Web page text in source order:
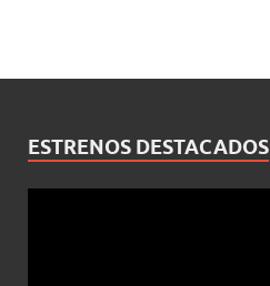
ESTRENOS DESTACADOS